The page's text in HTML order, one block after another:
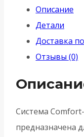
раздвижных
дверей
SLD.Comfort-
PRO.SET1.rollers/80
Описание
Детали
Доставка
Отзывы (0)
Система
предназначена